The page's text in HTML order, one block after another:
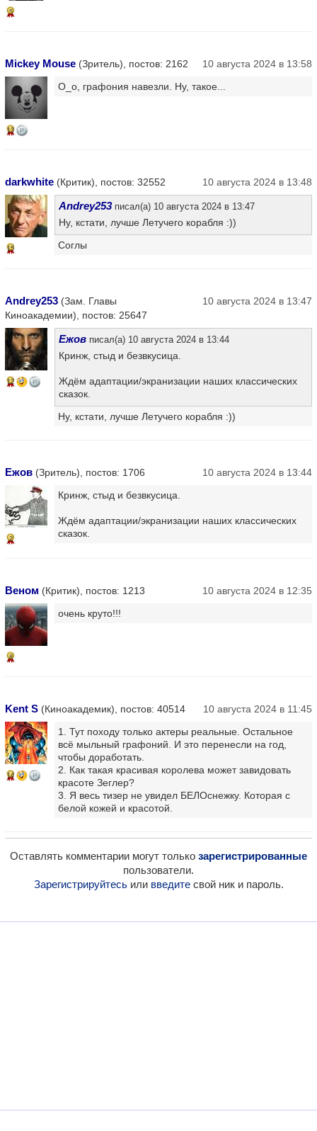
5
Mickey Mouse (Зритель), постов: 2162 10 августа 2024 в 13:58
13
О_о, графония навезли. Ну, такое...
darkwhite (Критик), постов: 32552 10 августа 2024 в 13:48
15
Andrey253писал(а) 10 августа 2024 в 13:47
Ну, кстати, лучше Летучего корабля :))
Соглы
Andrey253 (Зам. Главы
Киноакадемии), постов: 25647
10 августа 2024 в 13:47
12
Ежов писал(а) 10 августа 2024 в 13:44
Кринж, стыд и безвкусица.
Ждём адаптации/экранизации наших классических
сказок.
Ну, кстати, лучше Летучего корабля :))
Ежов (Зритель), постов: 1706 10 августа 2024 в 13:44
2
Кринж, стыд и безвкусица.
Ждём адаптации/экранизации наших классических
сказок.
Веном (Критик), постов: 1213 10 августа 2024 в 12:35
8
очень круто!!!
Kent S (Киноакадемик), постов: 40514 10 августа 2024 в 11:45
14
1. Тут походу только актеры реальные. Остальное
всё мыльный графоний. И это перенесли на год,
чтобы доработать.
2. Как такая красивая королева может завидовать
красоте Зеглер?
3. Я весь тизер не увидел БЕЛОснежку. Которая с
белой кожей и красотой.
Оставлять комментарии могут только зарегистрированные
пользователи.
Зарегистрируйтесьили введитесвой ник и пароль.